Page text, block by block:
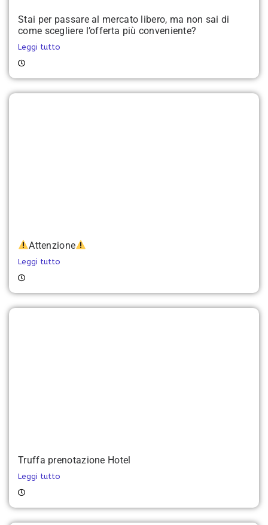
Stai per passare al mercato libero, ma non sai di
come scegliere l’offerta più conveniente?
Leggi tutto
Attenzione
Leggi tutto
Truffa prenotazione Hotel
Leggi tutto